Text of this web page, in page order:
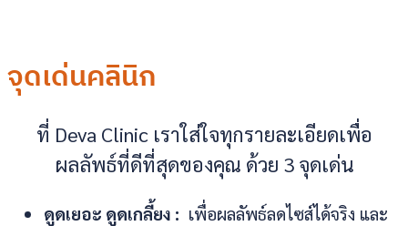
จุดเด่นคลินิก
ที่ Deva Clinic เราใส่ใจทุกรายละเอียดเพื่อ
ผลลัพธ์ที่ดีที่สุดของคุณ ด้วย 3 จุดเด่น
ดูดเยอะ ดูดเกลี้ยง : เพื่อผลลัพธ์ลดไซส์ได้จริง และ